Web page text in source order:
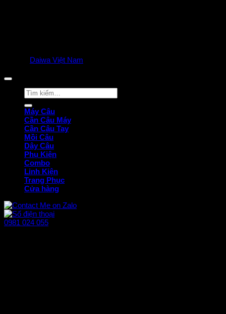
Daiwa Việt Nam
Tìm
kiếm:
Máy Câu
Cần Câu Máy
Cần Câu Tay
Mồi Câu
Dây Câu
Phụ Kiện
Combo
Linh Kiện
Trang Phục
Cửa hàng
0981 024 055